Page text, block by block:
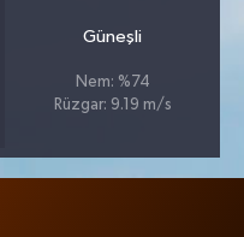
Güneşli
Nem: %74
Rüzgar: 9.19 m/s